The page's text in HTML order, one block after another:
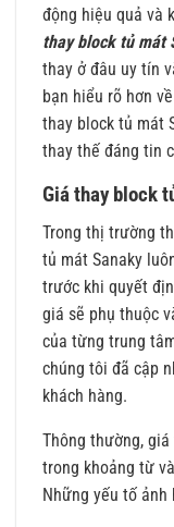
động hiệu quả và
thay block tủ mát
thay ở đâu uy tín
bạn hiểu rõ hơn
thay block tủ mát
thay thế đáng tin
Giá thay block
Trong thị trường
tủ mát Sanaky
trước khi quyết
giá sẽ phụ thuộc
của từng trung
chúng tôi đã cập
khách hàng.
Thông thường,
trong khoảng từ
Những yếu tố